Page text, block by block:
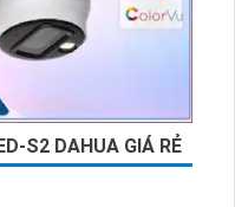
S2 DAHUA GIÁ RẺ